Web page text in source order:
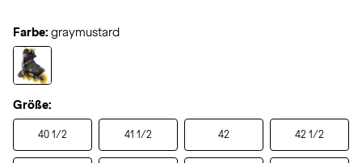
Farbe: graymustard
Größe:
40 1/2 41 1/2 42 42 1/2